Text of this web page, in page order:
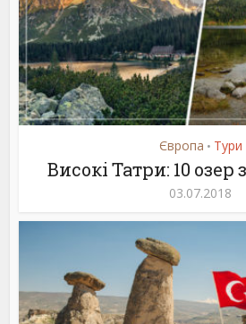
Європа • Тури
Високі Татри: 10 озер
03.07.2018